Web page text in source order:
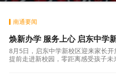
南通要闻
焕新办学 服务上心 启东中学
8月5日，启东中学新校区迎来家长开
提前走进新校园，零距离感受孩子